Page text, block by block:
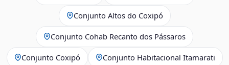
Conjunto Altos do Coxipó
Conjunto Cohab Recanto dos Pássaros
Conjunto Coxipó Conjunto Habitacional Itamarati